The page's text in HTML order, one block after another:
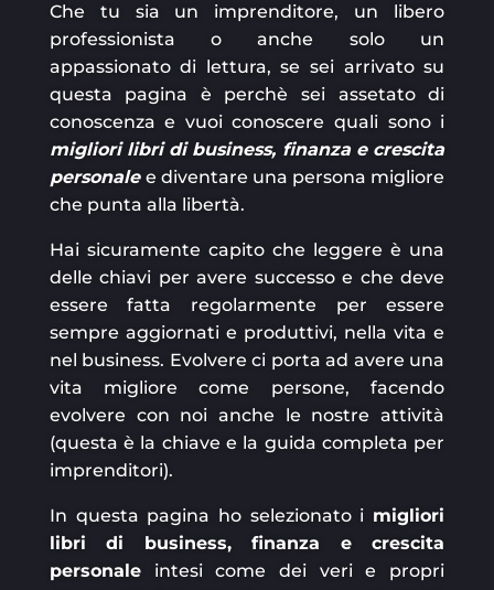
Che tu sia un imprenditore, un libero
professionista o anche solo un
appassionato di lettura, se sei arrivato su
questa pagina è perchè sei assetato di
conoscenza e vuoi conoscere quali sono i
migliori libri di business, finanza e crescita
personale e diventare una persona migliore
che punta alla libertà.
Hai sicuramente capito che leggere è una
delle chiavi per avere successo e che deve
essere fatta regolarmente per essere
sempre aggiornati e produttivi, nella vita e
nel business. Evolvere ci porta ad avere una
vita migliore come persone, facendo
evolvere con noi anche le nostre attività
(questa è la chiave e la guida completa per
imprenditori).
In questa pagina ho selezionato i migliori
libri di business, finanza e crescita
personaleintesi come dei veri e propri